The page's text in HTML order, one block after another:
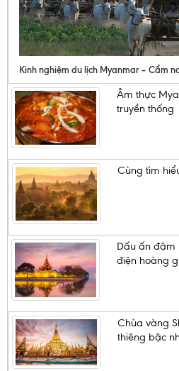
Kinh nghiệm du lịch Myanmar – Cẩm
Âm thực
truyền thống
Cùng tìm
Dấu ấn đậm
điện hoàng
Chùa vàng
thiêng bậc